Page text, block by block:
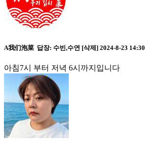
A我们泡菜 답장: 수빈,수연 [삭제] 2024-8-23 14:30
아침7시 부터 저녁 6시까지입니다